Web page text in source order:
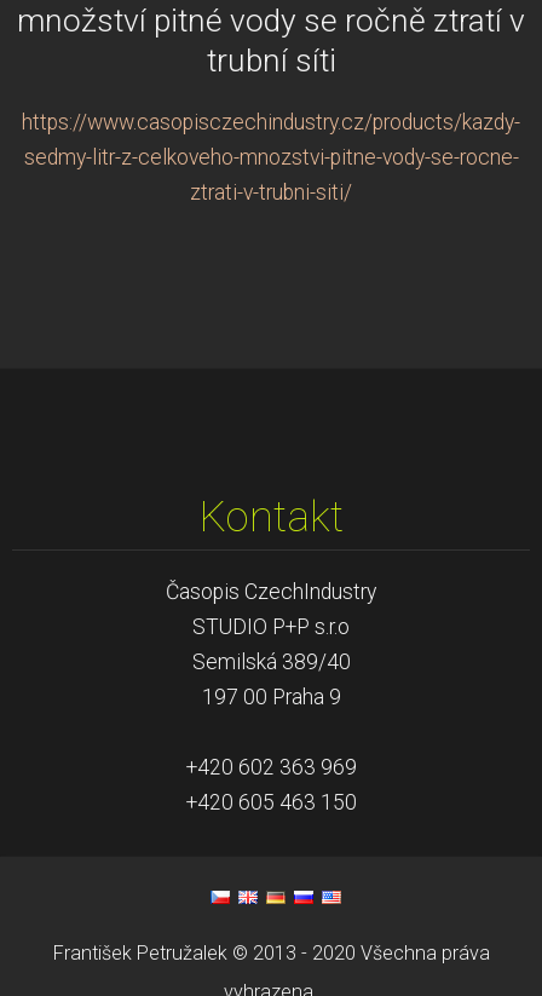
množství pitné vody se ročně ztratí v
trubní síti
https://www.casopisczechindustry.cz/products/kazdy-
sedmy-litr-z-celkoveho-mnozstvi-pitne-vody-se-rocne-
ztrati-v-trubni-siti/
Kontakt
Časopis CzechIndustry
STUDIO P+P s.r.o
Semilská 389/40
197 00 Praha 9
+420 602 363 969
+420 605 463 150
František Petružalek © 2013 - 2020 Všechna práva